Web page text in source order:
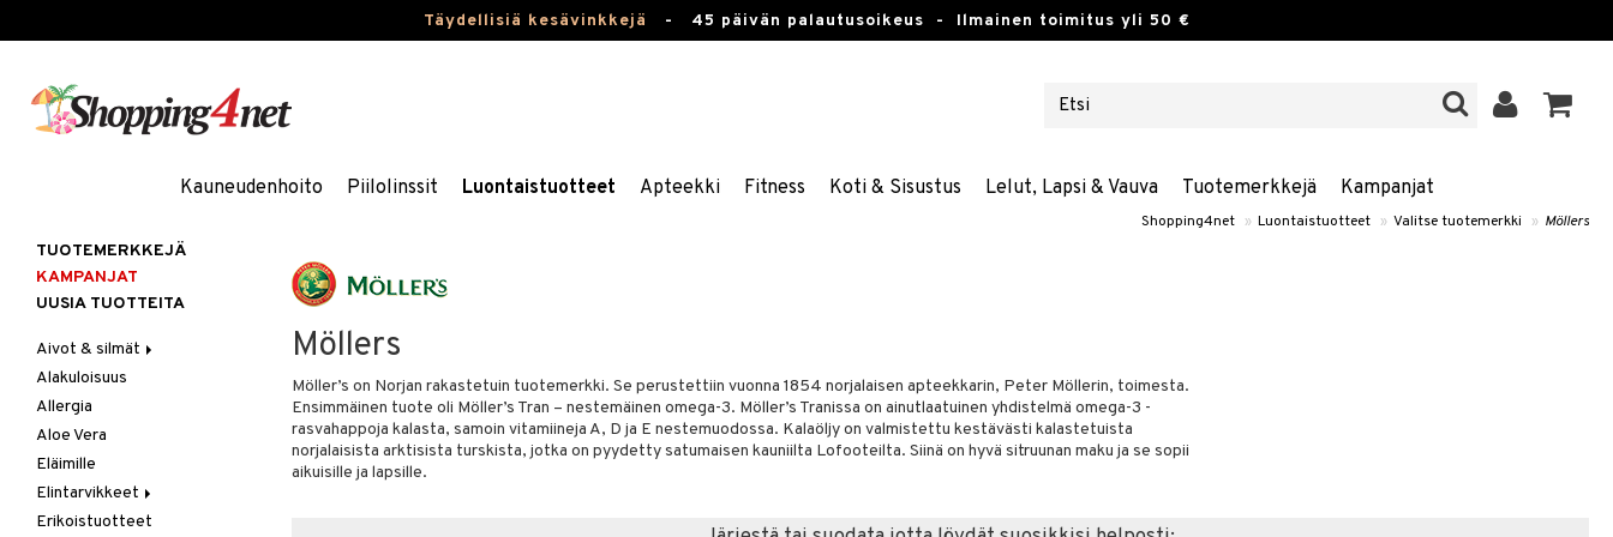
Täydellisiä kesävinkkejä - 45 päivän palautusoikeus - Ilmainen toimitus yli 50 €
Kauneudenhoito Piilolinssit Luontaistuotteet Apteekki Fitness Koti & Sisustus Lelut, Lapsi & Vauva Tuotemerkkejä Kampanjat
Shopping4net » Luontaistuotteet » Valitse tuotemerkki » Möllers
Möllers
Möller’s on Norjan rakastetuin tuotemerkki. Se perustettiin vuonna 1854 norjalaisen apteekkarin, Peter Möllerin, toimesta.
Ensimmäinen tuote oli Möller’s Tran – nestemäinen omega-3. Möller’s Tranissa on ainutlaatuinen yhdistelmä omega-3 -
rasvahappoja kalasta, samoin vitamiineja A, D ja E nestemuodossa. Kalaöljy on valmistettu kestävästi kalastetuista
norjalaisista arktisista turskista, jotka on pyydetty satumaisen kauniilta Lofooteilta. Siinä on hyvä sitruunan maku ja se sopii
aikuisille ja lapsille.
TUOTEMERKKEJÄ
KAMPANJAT
UUSIA TUOTTEITA
Aivot & silmät
Muisti
Rasvahapot
Silmät
Alakuloisuus
Allergia
Aloe Vera
Eläimille
Elintarvikkeet
Hedelmät & pähkinät
Erikoistuotteet